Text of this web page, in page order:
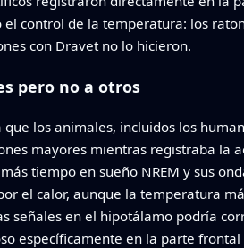
control de la temperatura: los
con Dravet no lo hicieron.
pero no a otros
los animales, incluidos los
mayores mientras registraba la
tiempo en sueño NREM y sus
el calor, aunque la temperatura
señales en el hipotálamo podría
específicamente en la parte